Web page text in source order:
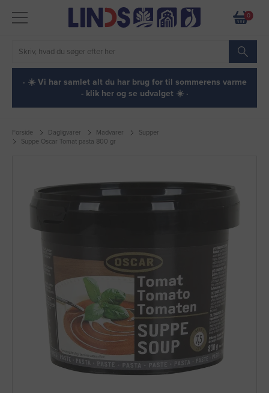
0
· ☀️ Vi har samlet alt du har brug for til sommerens varme
- klik her og se udvalget ☀️ ·
Forside Dagligvarer Madvarer
Supper
Suppe Oscar Tomat pasta 800 gr